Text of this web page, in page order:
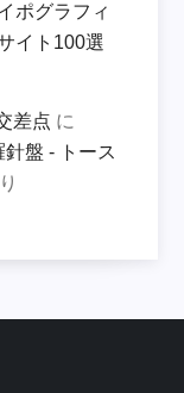
ポグラフィ
イト100選
差点 に
盤 - トース